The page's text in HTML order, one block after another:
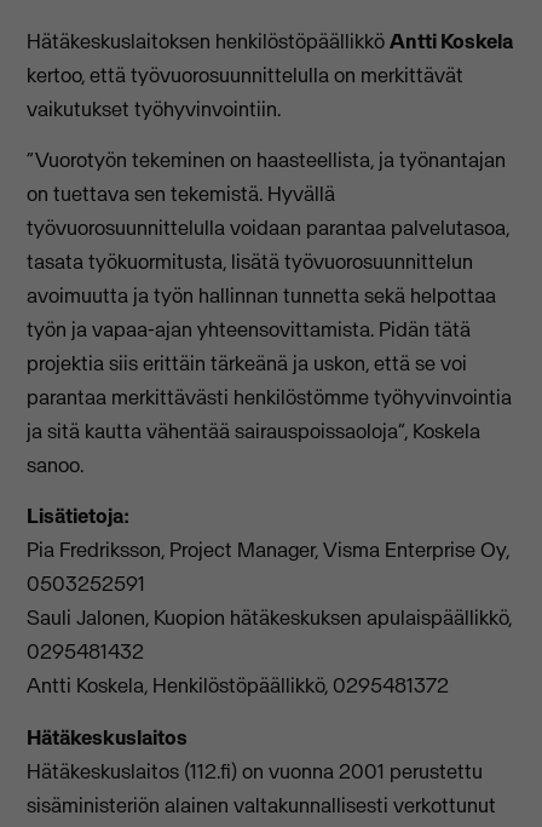
Hätäkeskuslaitoksen henkilöstöpäällikköAntti Koskela
kertoo, että työvuorosuunnittelulla on merkittävät
vaikutukset työhyvinvointiin.
“Vuorotyön tekeminen on haasteellista, ja työnantajan
on tuettava sen tekemistä. Hyvällä
työvuorosuunnittelulla voidaan parantaa palvelutasoa,
tasata työkuormitusta, lisätä työvuorosuunnittelun
avoimuutta ja työn hallinnan tunnetta sekä helpottaa
työn ja vapaa-ajan yhteensovittamista. Pidän tätä
projektia siis erittäin tärkeänä ja uskon, että se voi
parantaa merkittävästi henkilöstömme työhyvinvointia
ja sitä kautta vähentää sairauspoissaoloja”, Koskela
sanoo.
Lisätietoja:
Pia Fredriksson, Project Manager, Visma Enterprise Oy,
0503252591
Sauli Jalonen, Kuopion hätäkeskuksen apulaispäällikkö,
0295481432
Antti Koskela, Henkilöstöpäällikkö, 0295481372
Hätäkeskuslaitos
Hätäkeskuslaitos (112.fi) on vuonna 2001 perustettu
sisäministeriön alainen valtakunnallisesti verkottunut